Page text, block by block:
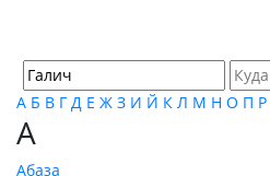
А Б В Г Д Е Ж З И Й К Л М Н О П Р
А
Абаза